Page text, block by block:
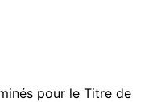
pour le Titre de